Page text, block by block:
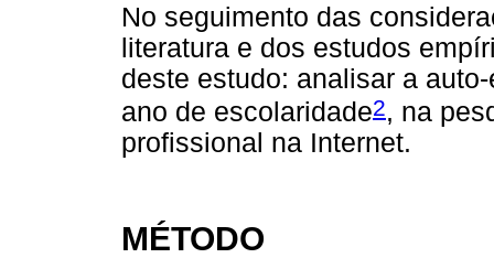
No seguimento das
literatura e dos estudos
deste estudo: analisar a
ano de escolaridade2, na
profissional na Internet.
MÉTODO